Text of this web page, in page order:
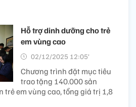
Hỗ trợ dinh dưỡng cho trẻ
em vùng cao
02/12/2025 12:05’
Chương trình đặt mục tiêu
trao tặng 140.000 sản
trẻ em vùng cao, tổng giá trị 1,8